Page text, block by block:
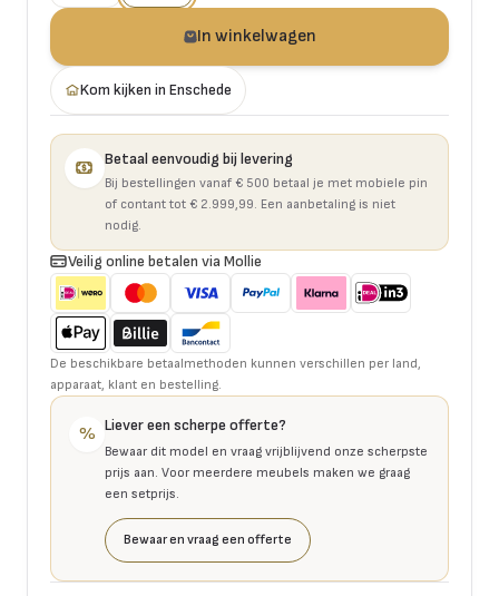
In winkelwagen
Kom kijken in Enschede
Betaal eenvoudig bij levering
Bij bestellingen vanaf € 500 betaal je met mobiele pin
of contant tot € 2.999,99. Een aanbetaling is niet
nodig.
Veilig online betalen via Mollie
De beschikbare betaalmethoden kunnen verschillen per land,
apparaat, klant en bestelling.
% Liever een scherpe offerte?
Bewaar dit model en vraag vrijblijvend onze scherpste
prijs aan. Voor meerdere meubels maken we graag
een setprijs.
Bewaar en vraag een offerte